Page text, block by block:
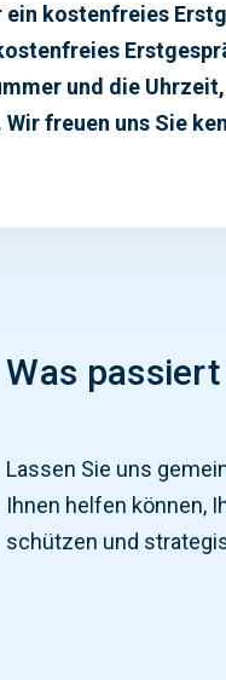
ein kostenfreies
und die
Wirfreuen unsSie
Was
Lassen Sie uns geme
Ihnen helfen können, I
schützen und